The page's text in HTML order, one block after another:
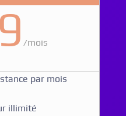
/mois
par mois
illimité